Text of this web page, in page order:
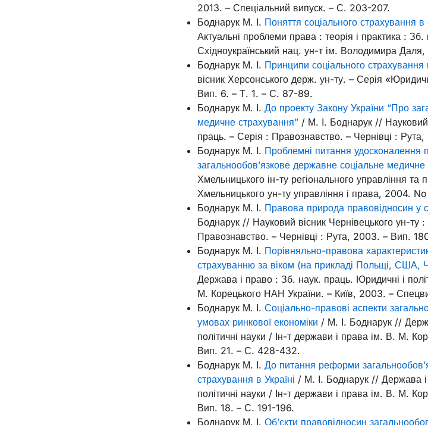
2013. – Спеціальний випуск. – С. 203-207.
Боднарук М. І. Поняття соціального страхування
Актуальні проблеми права : теорія і практика :
Східноукраїнський нац. ун-т ім. Володимира
Боднарук М. І. Принципи соціального страхування
вісник Херсонського держ. ун-ту. – Серія
Вип. 6. – Т. 1. – С. 87-89.
Боднарук М. І. До проекту Закону України “Про
медичне страхування” / М. І. Боднарук // Науковий
праць. – Серія : Правознавство. – Чернівці :
Боднарук М. І. Проблемні питання удосконалення
загальнообов’язкове державне соціальне медичне
Хмельницького ін-ту регіонального управління
Хмельницького ун-ту управління і права, 2004.
Боднарук М. І. Правова природа правовідносин у
Боднарук // Науковий вісник Чернівецького ун-ту
Правознавство. – Чернівці : Рута, 2003. – Вип.
Боднарук М. І. Порівняльно-правова
страхуванню за віком (на прикладі Польщі, США,
Держава і право : Зб. наук. праць. Юридичні і
М. Корецького НАН України. – Київ, 2003. –
Боднарук М. І. Соціально-правові аспекти
умовах ринкової економіки / М. І. Боднарук //
політичні науки / Ін-т держави і права ім. В. М.
Вип. 21. – С. 428-432.
Боднарук М. І. До питання реформи
страхування в Україні / М. І. Боднарук // Держава
політичні науки / Ін-т держави і права ім. В. М.
Вип. 18. – С. 191-196.
Боднарук М. І. Об’єкти правовідносин